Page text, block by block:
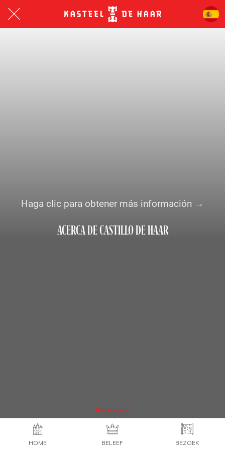
Haga clic para obtener más información →
ACERCA DE CASTILLO DE HAAR
HOME BELEEF BEZOEK